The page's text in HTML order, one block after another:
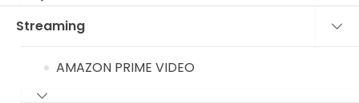
Streaming
AMAZON PRIME VIDEO